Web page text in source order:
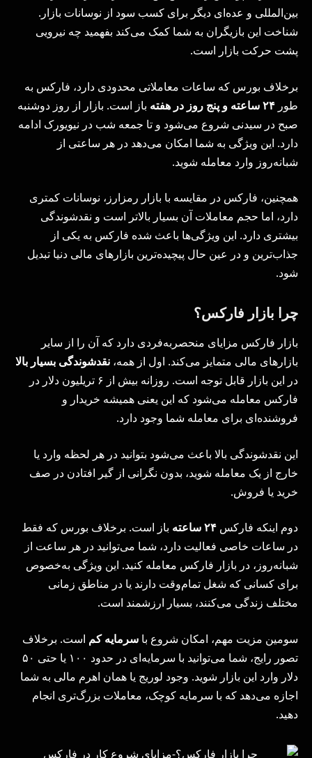
بین‌المللی و عده‌ای دیگر برای کسب سود از نوسانات بازار.
شناخت این بازیگران به شما کمک می‌کند بفهمید چه نیرویی
پشت حرکت بازار است.
برخلاف بورس که ساعات معاملاتی محدودی دارد، فارکس به
طور ۲۴ساعته و پنج روز در هفته باز است. بازار از روز دوشنبه
صبح در سیدنی شروع می‌شود و تا جمعه شب در نیویورک ادامه
دارد. این ویژگی به شما امکان می‌دهد در هر ساعتی از
شبانه‌روز وارد معامله شوید.
همچنین، فارکس در مقایسه با بازار رمزارز، نوسانات کمتری
دارد، اما حجم معاملات آن بسیار بالاتر است و نقدشوندگی
بیشتری دارد. این ویژگی‌ها باعث شده فارکس به یکی از
جذاب‌ترین و در عین حال پیچیده‌ترین بازارهای مالی دنیا تبدیل
شود.
چرا بازار فارکس؟
بازار فارکس مزایای منحصربه‌فردی دارد که آن را از سایر
بازارهای مالی متمایز می‌کند. اول از همه، نقدشوندگی بسیار بالا
در این بازار قابل توجه است. روزانه بیش از ۶ تریلیون دلار در
فارکس معامله می‌شود که این یعنی همیشه خریدار و
فروشنده‌ای برای معامله شما وجود دارد.
این نقدشوندگی بالا باعث می‌شود بتوانید در هر لحظه وارد یا
خارج از یک معامله شوید، بدون نگرانی از گیر افتادن در صف
خرید یا فروش.
دوم اینکه فارکس ۲۴ساعته باز است. برخلاف بورس که فقط
در ساعات خاصی فعالیت دارد، شما می‌توانید در هر ساعت از
شبانه‌روز، در بازار فارکس معامله کنید. این ویژگی به‌خصوص
برای کسانی که شغل تمام‌وقت دارند یا در مناطق زمانی
مختلف زندگی می‌کنند، بسیار ارزشمند است.
سومین مزیت مهم، امکان شروع با سرمایه کم است. برخلاف
تصور رایج، شما می‌توانید با سرمایه‌ای در حدود ۱۰۰ یا حتی ۵۰
دلار وارد این بازار شوید. وجود لوریج یا همان اهرم مالی به شما
اجازه می‌دهد که با سرمایه کوچک، معاملات بزرگ‌تری انجام
دهید.